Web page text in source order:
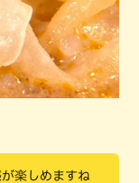
楽しめますね